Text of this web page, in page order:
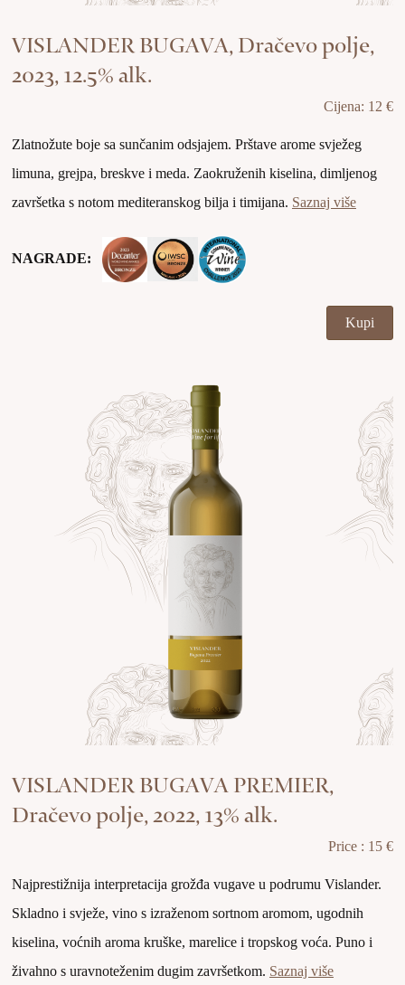
VISLANDER BUGAVA, Dračevo polje,
2023, 12.5% alk.
Cijena: 12 €
Zlatnožute boje sa sunčanim odsjajem. Prštave arome svježeg
limuna, grejpa, breskve i meda. Zaokruženih kiselina, dimljenog
završetka s notom mediteranskog bilja i timijana. Saznaj više
NAGRADE:
Kupi
VISLANDER BUGAVA PREMIER,
Dračevo polje, 2022, 13% alk.
Price : 15 €
Najprestižnija interpretacija grožđa vugave u podrumu Vislander.
Skladno i svježe, vino s izraženom sortnom aromom, ugodnih
kiselina, voćnih aroma kruške, marelice i tropskog voća. Puno i
živahno s uravnoteženim dugim završetkom. Saznaj više